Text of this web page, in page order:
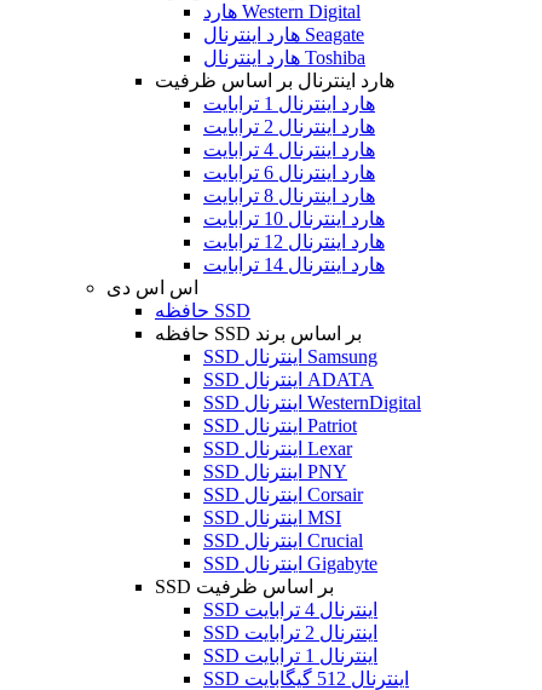
هارد Western Digital
هارد اینترنال Seagate
هارد اینترنال Toshiba
هارد اینترنال بر اساس ظرفیت
هارد اینترنال 1 ترابایت
هارد اینترنال 2 ترابایت
هارد اینترنال 4 ترابایت
هارد اینترنال 6 ترابایت
هارد اینترنال 8 ترابایت
هارد اینترنال 10 ترابایت
هارد اینترنال 12 ترابایت
هارد اینترنال 14 ترابایت
اس اس دی
حافظه SSD
حافظه SSD بر اساس برند
SSD اینترنال Samsung
SSD اینترنال ADATA
SSD اینترنال WesternDigital
SSD اینترنال Patriot
SSD اینترنال Lexar
SSD اینترنال PNY
SSD اینترنال Corsair
SSD اینترنال MSI
SSD اینترنال Crucial
SSD اینترنال Gigabyte
SSD بر اساس ظرفیت
SSD اینترنال 4 ترابایت
SSD اینترنال 2 ترابایت
SSD اینترنال 1 ترابایت
SSD اینترنال 512 گیگابایت